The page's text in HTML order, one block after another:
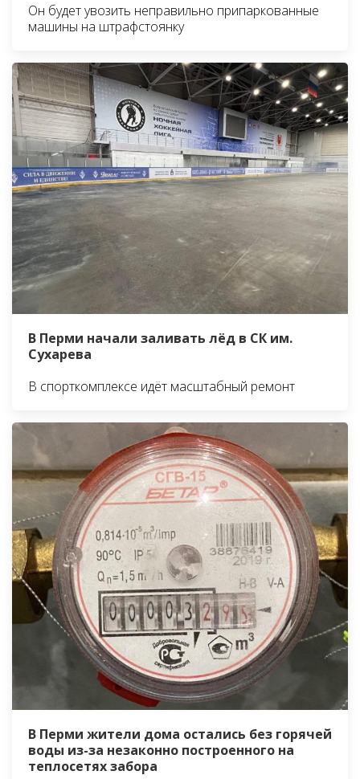
Он будет увозить неправильно припаркованные
машины на штрафстоянку
В Перми начали заливать лёд в СК им.
Сухарева
В спорткомплексе идёт масштабный ремонт
В Перми жители дома остались без горячей
воды из-за незаконно построенного на
теплосетях забора